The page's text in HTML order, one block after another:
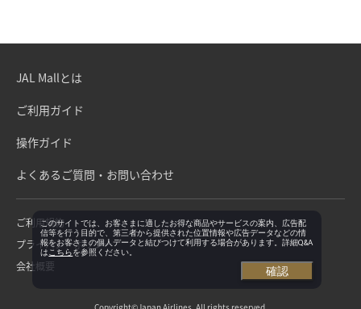
JAL Mallとは
ご利用ガイド
操作ガイド
よくあるご質問・お問い合わせ
ご利用規約
プライバシーポリシー
会社概要
このサイトでは、お客さまに適したお得な商品やサービスの案内、広告配
信等を行う目的で、第三者から提供された位置情報や広告データなどの情
報をお客さまの個人データと結びつけて利用する場合があります。詳細Q&A
は こちらを参照ください。
確認